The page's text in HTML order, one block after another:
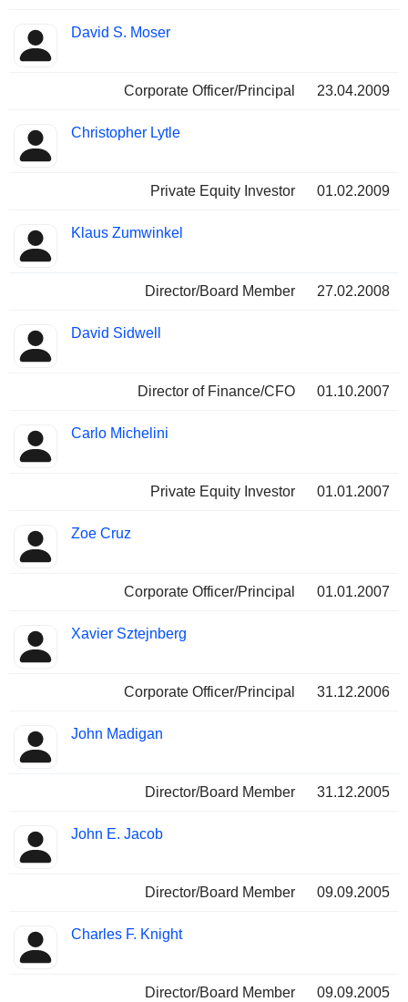
David S. Moser
Corporate Officer/Principal 23.04.2009
Christopher Lytle
Private Equity Investor 01.02.2009
Klaus Zumwinkel
Director/Board Member 27.02.2008
David Sidwell
Director of Finance/CFO 01.10.2007
Carlo Michelini
Private Equity Investor 01.01.2007
Zoe Cruz
Corporate Officer/Principal 01.01.2007
Xavier Sztejnberg
Corporate Officer/Principal 31.12.2006
John Madigan
Director/Board Member 31.12.2005
John E. Jacob
Director/Board Member 09.09.2005
Charles F. Knight
Director/Board Member 09.09.2005